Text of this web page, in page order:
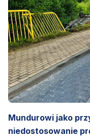
Mundurowi jako
niedostosowanie